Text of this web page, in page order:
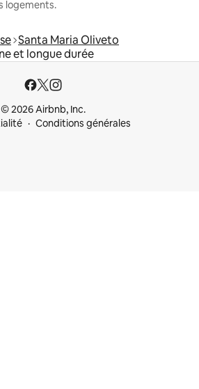
logements.
Santa Maria Oliveto
et longue durée
© 2026 Airbnb, Inc.
Conditions générales